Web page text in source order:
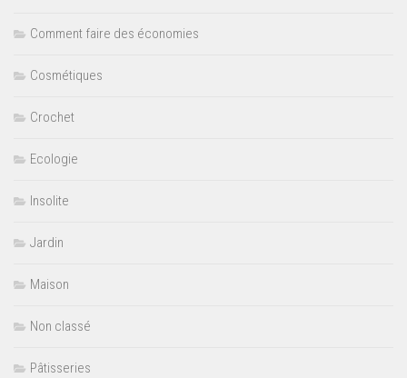
Comment faire des économies
Cosmétiques
Crochet
Ecologie
Insolite
Jardin
Maison
Non classé
Pâtisseries